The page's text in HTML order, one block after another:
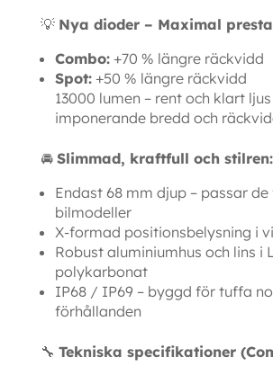
💡 Nya dioder – Maximal
Combo:+70 % längre räckvidd
Spot:+50 % längre räckvidd
13000 lumen – rent och klart
imponerande bredd och
🚘 Slimmad, kraftfull och stilren:
Endast 68 mm djup – passar
bilmodeller
X-formad positionsbelysning i
Robust aluminiumhus och lins i
polykarbonat
IP68 / IP69 – byggd för tuffa
förhållanden
🔧 Tekniska specifikationer